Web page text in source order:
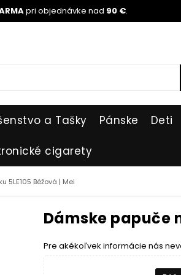
pri objednávke nad 90 €.
a Tašky Pánske Deti
cigarety
5LE105 Béžová | Mei
Dámske papuče
Pre akékoľvek informácie nás